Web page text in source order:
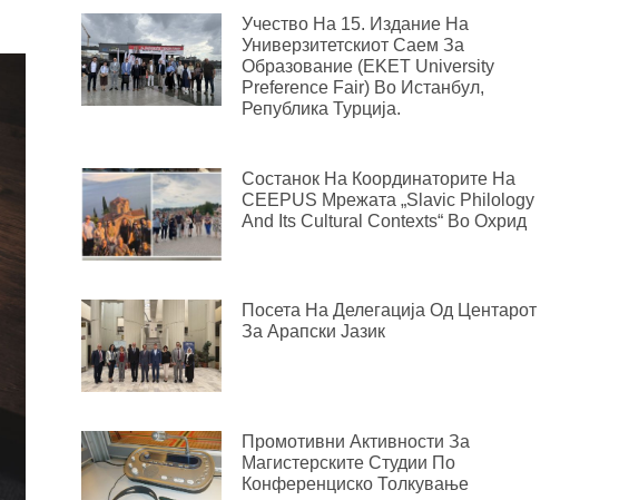
Учество На 15. Издание На
Универзитетскиот Саем За
Образование (EKET University
Preference Fair) Во Истанбул,
Република Турција.
Состанок На Координаторите На
CEEPUS Мрежата „Slavic Philology
And Its Cultural Contexts“ Во Охрид
Посета На Делегација Од Центарот
За Арапски Јазик
Промотивни Активности За
Магистерските Студии По
Конференциско Толкување